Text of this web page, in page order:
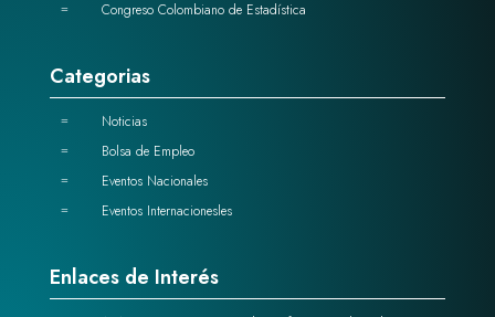
= Congreso Colombiano de Estadística
Categorias
= Noticias
= Bolsa de Empleo
= Eventos Nacionales
= Eventos Internacionesles
Enlaces de Interés